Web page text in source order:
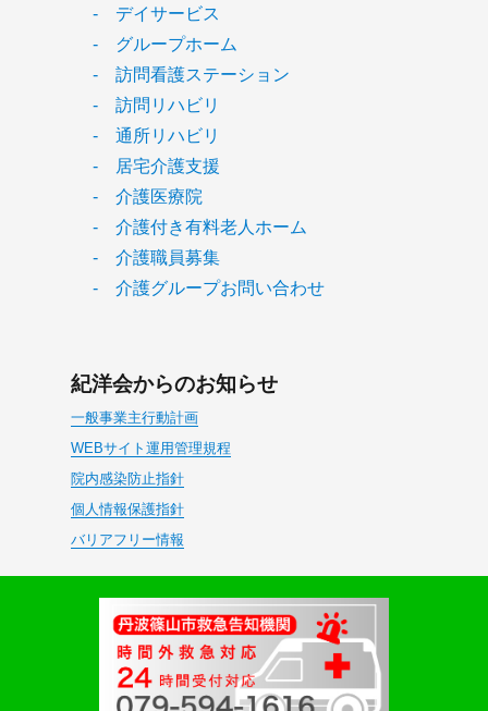
- デイサービス
- グループホーム
- 訪問看護ステーション
- 訪問リハビリ
- 通所リハビリ
- 居宅介護支援
- 介護医療院
- 介護付き有料老人ホーム
- 介護職員募集
- 介護グループお問い合わせ
紀洋会からのお知らせ
一般事業主行動計画
WEBサイト運用管理規程
院内感染防止指針
個人情報保護指針
バリアフリー情報